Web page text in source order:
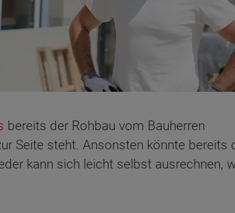
bereits der Rohbau vom Bauherren
Seite steht. Ansonsten könnte bereits
kann sich leicht selbst ausrechnen,